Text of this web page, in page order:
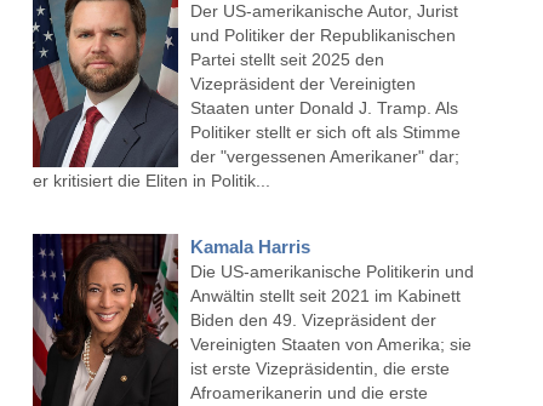
Der US-amerikanische Autor, Jurist
und Politiker der Republikanischen
Partei stellt seit 2025 den
Vizepräsident der Vereinigten
Staaten unter Donald J. Tramp. Als
Politiker stellt er sich oft als Stimme
der "vergessenen Amerikaner" dar;
er kritisiert die Eliten in Politik...
Kamala Harris
Die US-amerikanische Politikerin und
Anwältin stellt seit 2021 im Kabinett
Biden den 49. Vizepräsident der
Vereinigten Staaten von Amerika; sie
ist erste Vizepräsidentin, die erste
Afroamerikanerin und die erste